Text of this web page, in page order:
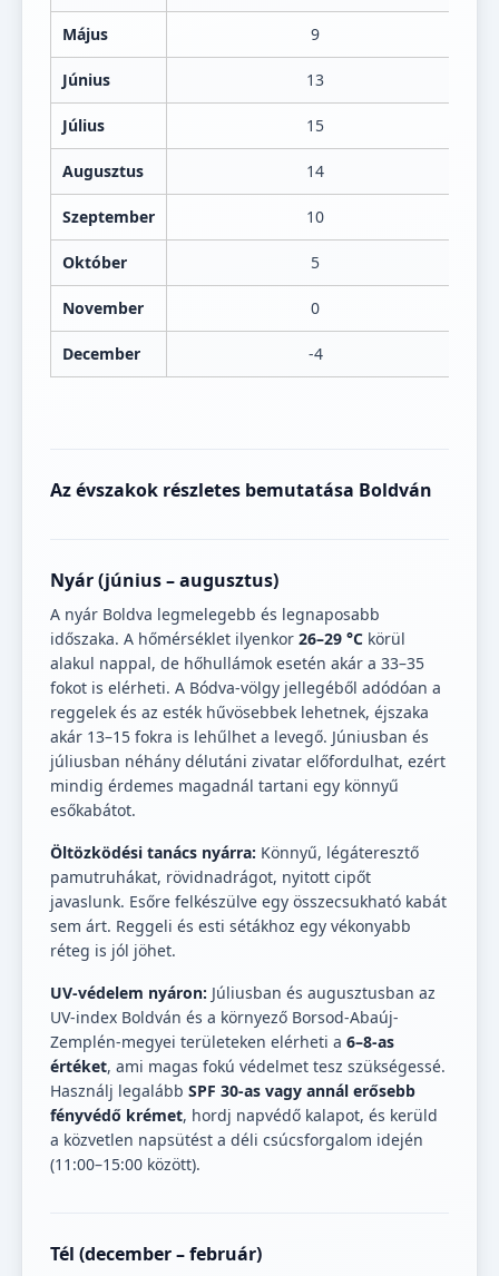
Május 9
Június 13
Július 15
Augusztus 14
Szeptember 10
Október 5
November 0
December -4
Az évszakok részletes bemutatása Boldván
Nyár (június – augusztus)
A nyár Boldva legmelegebb és legnaposabb
időszaka. A hőmérséklet ilyenkor 26–29 °C körül
alakul nappal, de hőhullámok esetén akár a 33–35
fokot is elérheti. A Bódva-völgy jellegéből adódóan a
reggelek és az esték hűvösebbek lehetnek, éjszaka
akár 13–15 fokra is lehűlhet a levegő. Júniusban és
júliusban néhány délutáni zivatar előfordulhat, ezért
mindig érdemes magadnál tartani egy könnyű
esőkabátot.
Öltözködési tanács nyárra: Könnyű, légáteresztő
pamutruhákat, rövidnadrágot, nyitott cipőt
javaslunk. Esőre felkészülve egy összecsukható kabát
sem árt. Reggeli és esti sétákhoz egy vékonyabb
réteg is jól jöhet.
UV-védelem nyáron: Júliusban és augusztusban az
UV-index Boldván és a környező Borsod-Abaúj-
Zemplén-megyei területeken elérheti a 6–8-as
értéket, ami magas fokú védelmet tesz szükségessé.
Használj legalább SPF 30-as vagy annál erősebb
fényvédő krémet, hordj napvédő kalapot, és kerüld
a közvetlen napsütést a déli csúcsforgalom idején
(11:00–15:00 között).
Tél (december – február)